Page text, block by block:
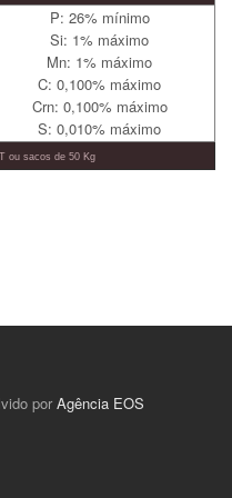
P: 26% mínimo
Si: 1% máximo
Mn: 1% máximo
C: 0,100% máximo
Crn: 0,100% máximo
S: 0,010% máximo
ou sacos de 50 Kg
por Agência EOS